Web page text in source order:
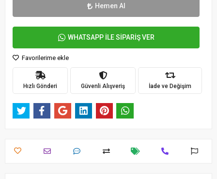
Hemen Al
WHATSAPP İLE SİPARİŞ VER
Favorilerime ekle
Hızlı Gönderi Güvenli Alışveriş İade ve Değişim